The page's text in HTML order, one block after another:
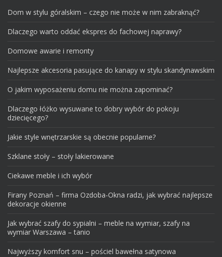
Dom w stylu góralskim – czego nie może w nim zabraknąć?
Dlaczego warto oddać ekspres do fachowej naprawy?
Domowe awarie i remonty
Najlepsze akcesoria pasujące do kanapy w stylu skandynawskim
O jakim wyposażeniu domu nie można zapominać?
Dlaczego łóżko wysuwane to dobry wybór do pokoju
dziecięcego?
Jakie style wnętrzarskie są obecnie popularne?
Szklane stoły – stoły lakierowane
Ciekawe meble i ich wybór
Firany Poznań – firma Ozdoba-Okna radzi, jak wybrać najlepsze
dekoracje okienne
Jak wybrać szafy do sypialni – meble na wymiar, szafy na
wymiar Warszawa – tanio
Najwyższy komfort snu – pościel bawełna satynowa